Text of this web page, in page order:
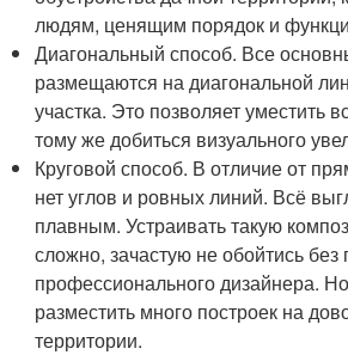
людям, ценящим порядок и
Диагональный способ. Все
размещаются на диагональной
участка. Это позволяет уместить
тому же добиться визуального
Круговой способ. В отличие от
нет углов и ровных линий. Всё
плавным. Устраивать такую
сложно, зачастую не обойтись
профессионального дизайнера.
разместить много построек на
территории.